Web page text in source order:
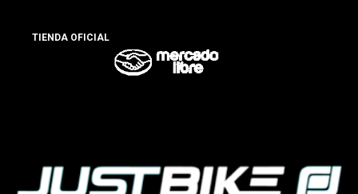
TIENDA OFICIAL